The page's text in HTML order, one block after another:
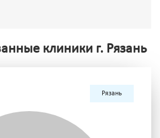
клиники г. Рязань
Рязань